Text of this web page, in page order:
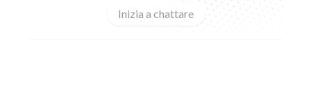
Inizia a chattare